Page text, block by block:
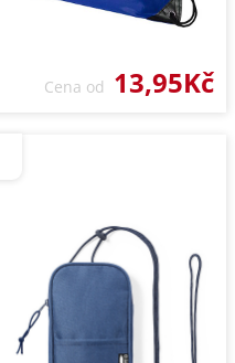
Cena od 13,95Kč